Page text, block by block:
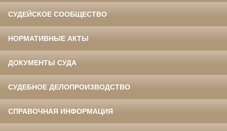
СУДЕЙСКОЕ СООБЩЕСТВО
НОРМАТИВНЫЕ АКТЫ
ДОКУМЕНТЫ СУДА
СУДЕБНОЕ ДЕЛОПРОИЗВОДСТВО
СПРАВОЧНАЯ ИНФОРМАЦИЯ